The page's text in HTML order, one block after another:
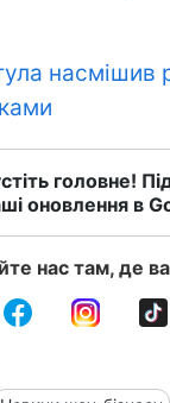
насмішив
головне!
оновлення в
нас там, де